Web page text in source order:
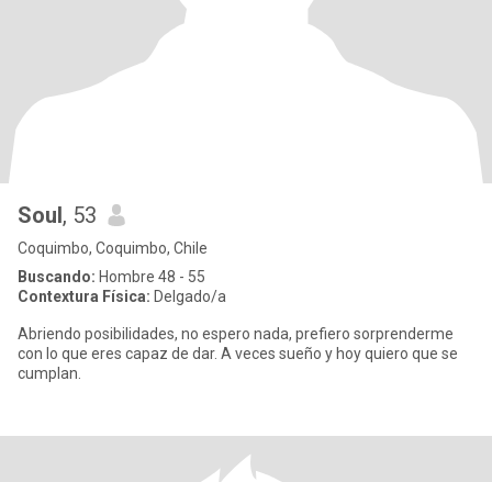
Soul, 53
Coquimbo, Coquimbo, Chile
Buscando: Hombre 48 - 55
Contextura Física: Delgado/a
Abriendo posibilidades, no espero nada, prefiero sorprenderme
con lo que eres capaz de dar. A veces sueño y hoy quiero que se
cumplan.